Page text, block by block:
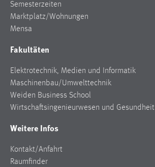
Semesterzeiten
Marktplatz/Wohnungen
Mensa
Fakultäten
Elektrotechnik, Medien und Informatik
Maschinenbau/Umwelttechnik
Weiden Business School
Wirtschaftsingenieurwesen und Gesundheit
Weitere Infos
Kontakt/Anfahrt
Raumfinder